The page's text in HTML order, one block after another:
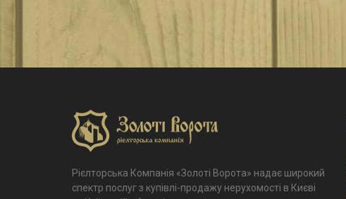
Рієлторська Компанія «Золоті Ворота» надає широкий
спектр послуг з купівлі-продажу нерухомості в Києві